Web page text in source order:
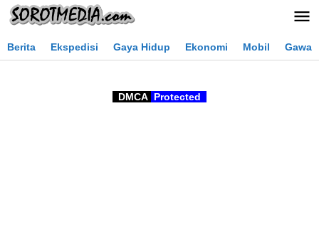
Lewati
ke
Berita
Ekspedisi Gaya Hidup Ekonomi Mobil Gawai
DMCA Protected